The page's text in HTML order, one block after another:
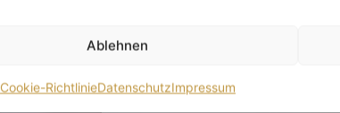
Ablehnen
Cookie-RichtlinieDatenschutzImpressum